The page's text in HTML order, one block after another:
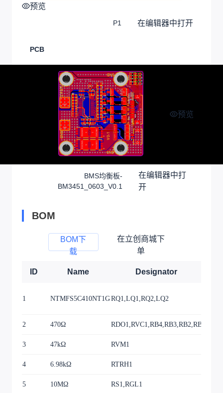
预览
P1 在编辑器中打开
PCB
预览
BMS均衡板-
BM3451_0603_V0.1
在编辑器中打
开
BOM
BOM下
载
在立创商城下
单
ID Name Designator
1 NTMFS5C410NT1GRQ1,LQ1,RQ2,LQ2
2 470Ω RDO1,RVC1,RB4,RB3,RB2,RB1
3 47kΩ RVM1
4 6.98kΩ RTRH1
5 10MΩ RS1,RGL1